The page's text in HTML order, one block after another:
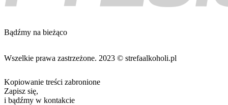
Bądźmy na bieżąco
Wszelkie prawa zastrzeżone. 2023 © strefaalkoholi.pl
Kopiowanie treści zabronione
Zapisz się,
i bądźmy w kontakcie